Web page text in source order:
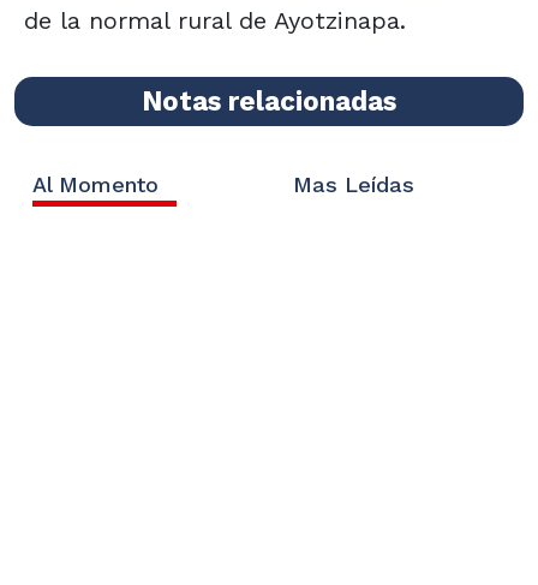
de la normal rural de Ayotzinapa.
Notas relacionadas
Al Momento Mas Leídas